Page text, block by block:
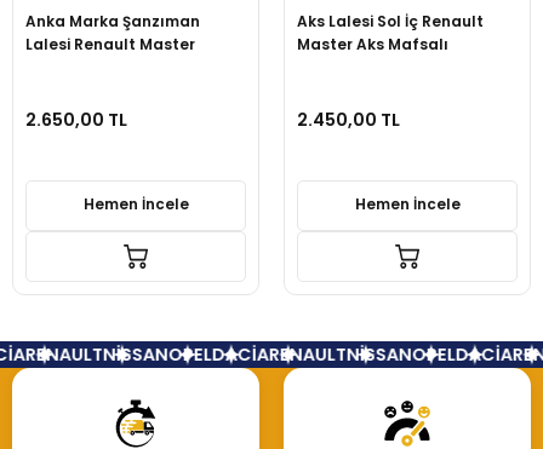
Anka Marka Şanzıman
Lalesi Renault Master
2.650,00 TL
Hemen İncele
Aks Lalesi Sol İç Renault
Master Aks Mafsalı
2.450,00 TL
Hemen İncele
RENAULTNİSSANOPELDACİARENAULTNİSSANOPELDACİA